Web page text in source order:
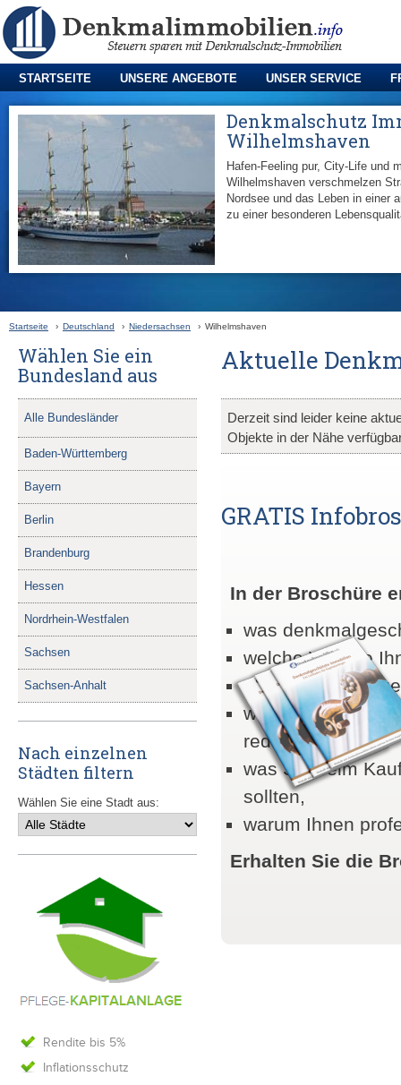
STARTSEITE UNSERE ANGEBOTE UNSER SERVICE
Denkmalschutz
Wilhelmshaven
Hafen-Feeling pur, City-Life und
Wilhelmshaven verschmelzen
Nordsee und das Leben in einer
zu einer besonderen
Startseite › Deutschland › Niedersachsen › Wilhelmshaven
Wählen Sie ein
Bundesland aus
Alle Bundesländer
Baden-Württemberg
Bayern
Berlin
Brandenburg
Hessen
Nordrhein-Westfalen
Sachsen
Sachsen-Anhalt
Nach einzelnen
Städten filtern
Wählen Sie eine Stadt aus:
Rendite bis 5%
Inflationsschutz
Aktuelle
Derzeit sind leider keine
Objekte in der Nähe
GRATIS
In der Broschüre
was
welche Vorteile
warum
wie Sie mit
reduzieren,
was Sie beim
sollten,
warum Ihnen
Erhalten Sie die